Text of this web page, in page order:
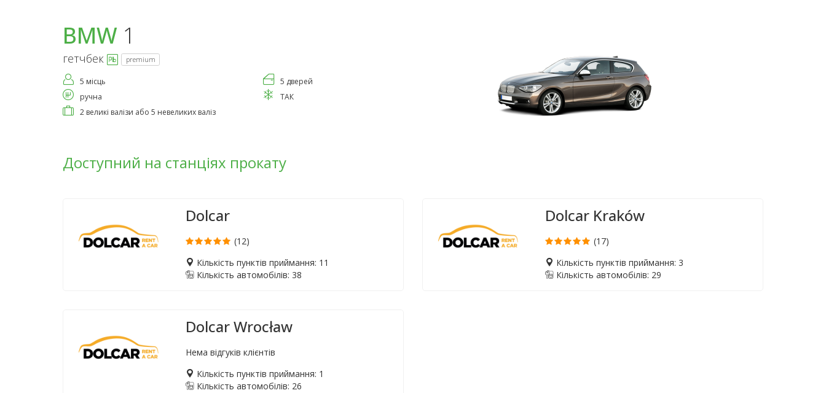
BMW 1
гетчбек premium
5 місць
5 дверей
ручна
ТАК
2 великі валізи або 5 невеликих валіз
Доступний на станціях прокату
Dolcar
(12)
Кількість пунктів приймання: 11
Кількість автомобілів: 38
Dolcar Kraków
(17)
Кількість пунктів приймання: 3
Кількість автомобілів: 29
Dolcar Wrocław
Нема відгуків клієнтів
Кількість пунктів приймання: 1
Кількість автомобілів: 26